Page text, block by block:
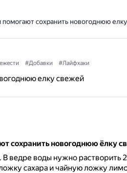
помогают сохранить новогоднюю
#Добавки #Лайфхаки
елку свежей
сохранить новогоднюю ёлку
. В ведре воды нужно растворить
сахара и чайную ложку